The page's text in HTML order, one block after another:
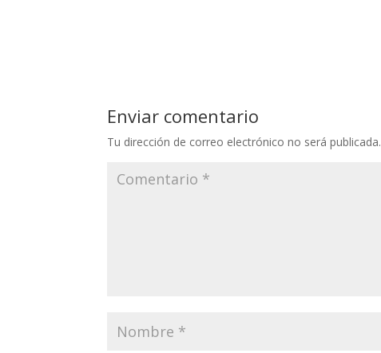
Enviar comentario
Tu dirección de correo electrónico no será publicada.